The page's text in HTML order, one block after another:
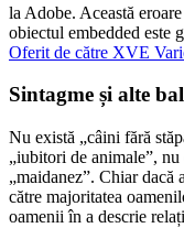
la Adobe. Această
obiectul embedded este
Oferit de către XVE
Sintagme și alte
Nu există „câini fără
„iubitori de animale”,
„maidanez”. Chiar dacă
către majoritatea
oamenii în a descrie